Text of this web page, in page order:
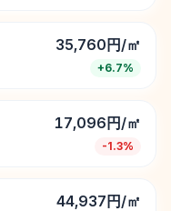
35,760円/㎡
+6.7%
17,096円/㎡
-1.3%
44,937円/㎡